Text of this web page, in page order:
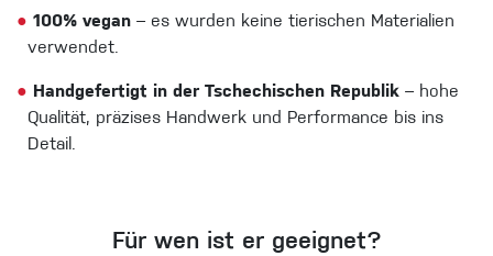
● 100% vegan – es wurden keine tierischen Materialien
verwendet.
● Handgefertigt in der Tschechischen Republik – hohe
Qualität, präzises Handwerk und Performance bis ins
Detail.
Für wen ist er geeignet?